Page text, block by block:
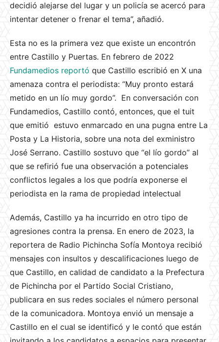
decidió alejarse del lugar y un policía se acercó para
intentar detener o frenar el tema”, añadió.
Esta no es la primera vez que existe un encontrón
entre Castillo y Puertas. En febrero de 2022
Fundamedios reportó que Castillo escribió en X una
amenaza contra el periodista: “Muy pronto estará
metido en un lío muy gordo”. En conversación con
Fundamedios, Castillo contó, entonces, que el tuit
que emitió estuvo enmarcado en una pugna entre La
Posta y La Historia, sobre una nota del exministro
José Serrano. Castillo sostuvo que “el lío gordo” al
que se refirió fue una observación a potenciales
conflictos legales a los que podría exponerse el
periodista en la rama de propiedad intelectual
Además, Castillo ya ha incurrido en otro tipo de
agresiones contra la prensa. En enero de 2023, la
reportera de Radio Pichincha Sofía Montoya recibió
mensajes con insultos y descalificaciones luego de
que Castillo, en calidad de candidato a la Prefectura
de Pichincha por el Partido Social Cristiano,
publicara en sus redes sociales el número personal
de la comunicadora. Montoya envió un mensaje a
Castillo en el cual se identificó y le contó que están